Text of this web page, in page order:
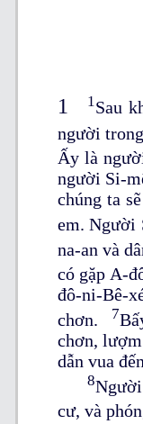
1 1Sau
người
Ấy là
người Si-
chúng ta
em.
na-an và
có gặp A-
đô-ni-Bê-
chơn.
7
chơn,
dẫn vua
8
cư, và